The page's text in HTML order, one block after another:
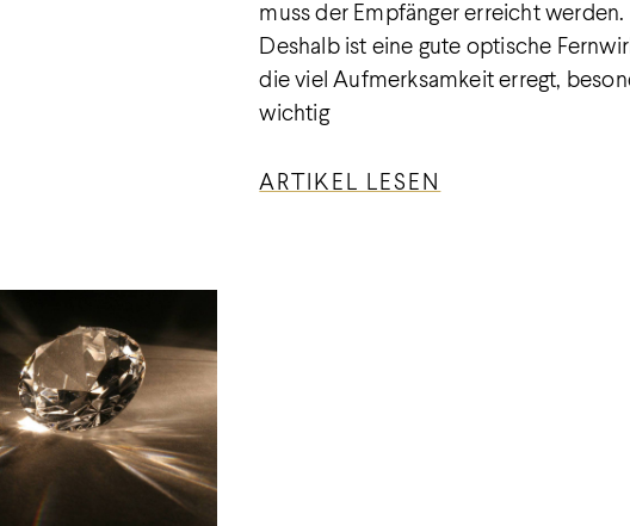
muss der Empfänger erreicht werden.
Deshalb ist eine gute optische
die viel Aufmerksamkeit erregt,
wichtig
ARTIKEL LESEN